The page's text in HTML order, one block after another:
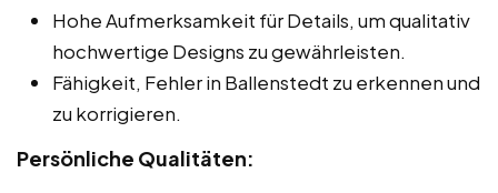
Hohe Aufmerksamkeit für Details, um qualitativ
hochwertige Designs zu gewährleisten.
Fähigkeit, Fehler in Ballenstedt zu erkennen und
zu korrigieren.
Persönliche Qualitäten: